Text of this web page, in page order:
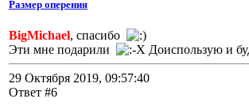
Размер оперения
BigMichael, спасибо
Эти мне подарили
Доиспользую и
29 Октября 2019, 09:57:40
Ответ #6